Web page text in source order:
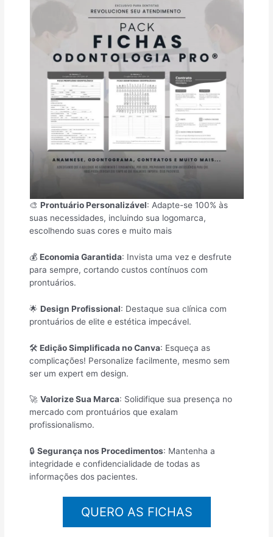
🎨Prontuário Personalizável: Adapte-se 100% às
suas necessidades, incluindo sua logomarca,
escolhendo suas cores e muito mais
💰Economia Garantida: Invista uma vez e desfrute
para sempre, cortando custos contínuos com
prontuários.
🌟Design Profissional: Destaque sua clínica com
prontuários de elite e estética impecável.
🛠️Edição Simplificada no Canva: Esqueça as
complicações! Personalize facilmente, mesmo sem
ser um expert em design.
🚀Valorize Sua Marca: Solidifique sua presença no
mercado com prontuários que exalam
profissionalismo.
🔒Segurança nos Procedimentos: Mantenha a
integridade e confidencialidade de todas as
informações dos pacientes.
QUERO AS FICHAS